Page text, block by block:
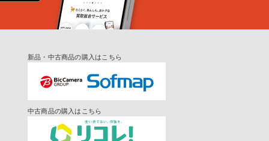
新品・中古商品の購入はこちら
中古商品の購入はこちら